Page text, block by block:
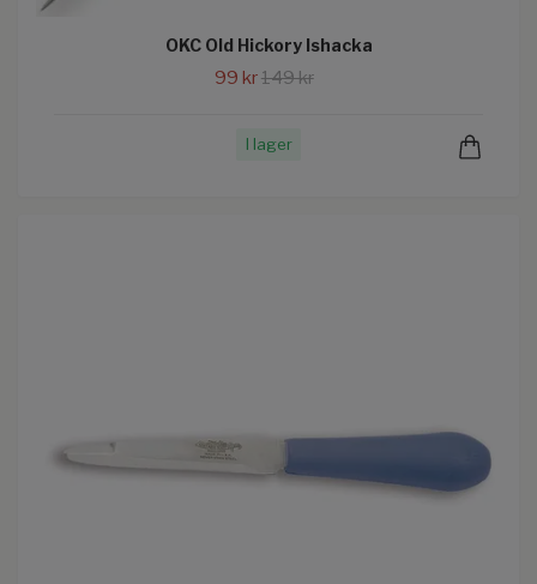
OKC Old Hickory Ishacka
99 kr149 kr
I lager